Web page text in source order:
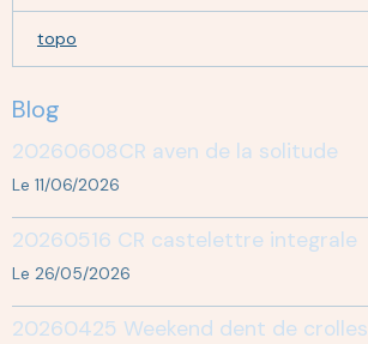
topo
Blog
20260608CR aven de la solitude
Le 11/06/2026
20260516 CR castelettre integrale
Le 26/05/2026
20260425 Weekend dent de crolles